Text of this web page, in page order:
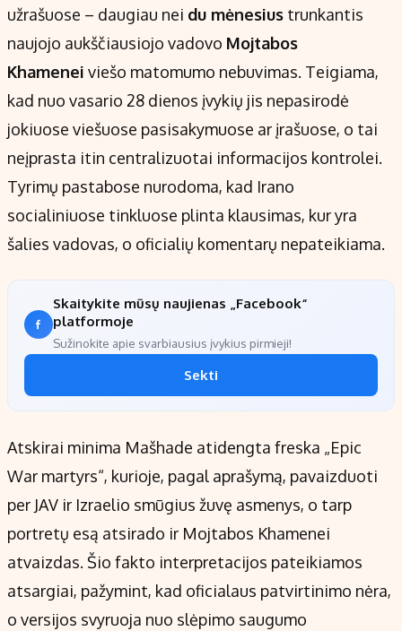
užrašuose – daugiau nei du mėnesius trunkantis
naujojo aukščiausiojo vadovo Mojtabos
Khamenei viešo matomumo nebuvimas. Teigiama,
kad nuo vasario 28 dienos įvykių jis nepasirodė
jokiuose viešuose pasisakymuose ar įrašuose, o tai
neįprasta itin centralizuotai informacijos kontrolei.
Tyrimų pastabose nurodoma, kad Irano
socialiniuose tinkluose plinta klausimas, kur yra
šalies vadovas, o oficialių komentarų nepateikiama.
Skaitykite mūsų naujienas „Facebook“
platformoje
Sužinokite apie svarbiausius įvykius pirmieji!
Sekti
Atskirai minima Mašhade atidengta freska „Epic
War martyrs“, kurioje, pagal aprašymą, pavaizduoti
per JAV ir Izraelio smūgius žuvę asmenys, o tarp
portretų esą atsirado ir Mojtabos Khamenei
atvaizdas. Šio fakto interpretacijos pateikiamos
atsargiai, pažymint, kad oficialaus patvirtinimo nėra,
o versijos svyruoja nuo slėpimo saugumo